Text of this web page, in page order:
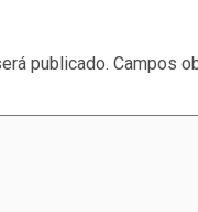
publicado. Campos